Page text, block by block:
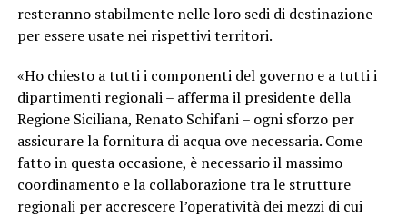
resteranno stabilmente nelle loro sedi di destinazione
per essere usate nei rispettivi territori.
«Ho chiesto a tutti i componenti del governo e a tutti i
dipartimenti regionali – afferma il presidente della
Regione Siciliana, Renato Schifani – ogni sforzo per
assicurare la fornitura di acqua ove necessaria. Come
fatto in questa occasione, è necessario il massimo
coordinamento e la collaborazione tra le strutture
regionali per accrescere l’operatività dei mezzi di cui